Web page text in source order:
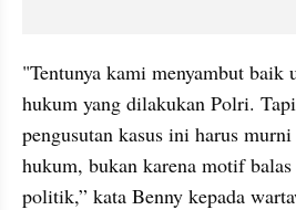
"Tentunya kami menyambut baik
hukum yang dilakukan Polri.
pengusutan kasus ini harus
hukum, bukan karena motif
politik,” kata Benny kepada